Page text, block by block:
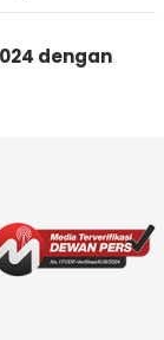
dengan